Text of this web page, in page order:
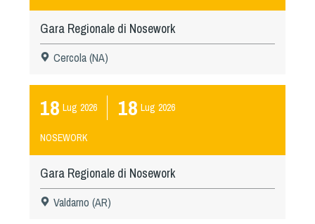
Gara Regionale di Nosework
Cercola (NA)
18 Lug 2026 18 Lug 2026
NOSEWORK
Gara Regionale di Nosework
Valdarno (AR)